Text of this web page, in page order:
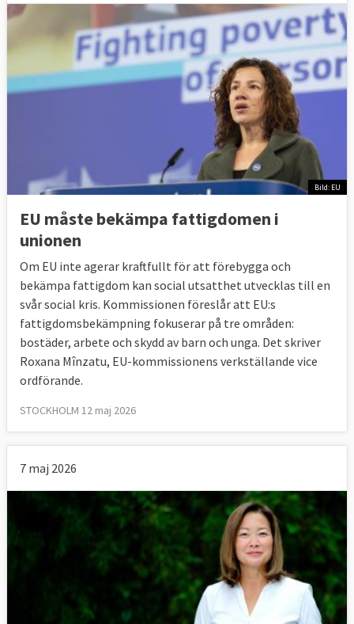
Bild: EU
EU måste bekämpa fattigdomen i
unionen
Om EU inte agerar kraftfullt för att förebygga och
bekämpa fattigdom kan social utsatthet utvecklas till en
svår social kris. Kommissionen föreslår att EU:s
fattigdomsbekämpning fokuserar på tre områden:
bostäder, arbete och skydd av barn och unga. Det skriver
Roxana Mînzatu, EU-kommissionens verkställande vice
ordförande.
STOCKHOLM 12 maj 2026
7 maj 2026